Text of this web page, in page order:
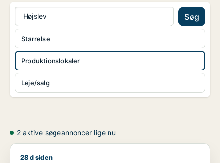
Højslev Søg
Produktionslokaler
Leje/salg
Størrelse
2 aktive søgeannoncer lige nu
Viacheslav søger lager, værksted, produktionslokaler eller
28 d siden